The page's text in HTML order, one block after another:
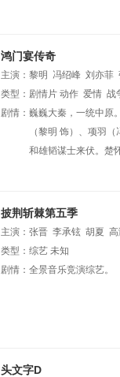
鸿门宴传奇
主演： 黎明 冯绍峰 刘亦菲
类型： 剧情片 动作 爱情 战
剧情： 巍巍大秦，一统中原
（黎明 饰）、项羽
和雄韬谋士来伏。楚
披荆斩棘第五季
主演： 张晋 李承铉 胡夏
类型： 综艺 未知
剧情： 全景音乐竞演综艺。
头文字D